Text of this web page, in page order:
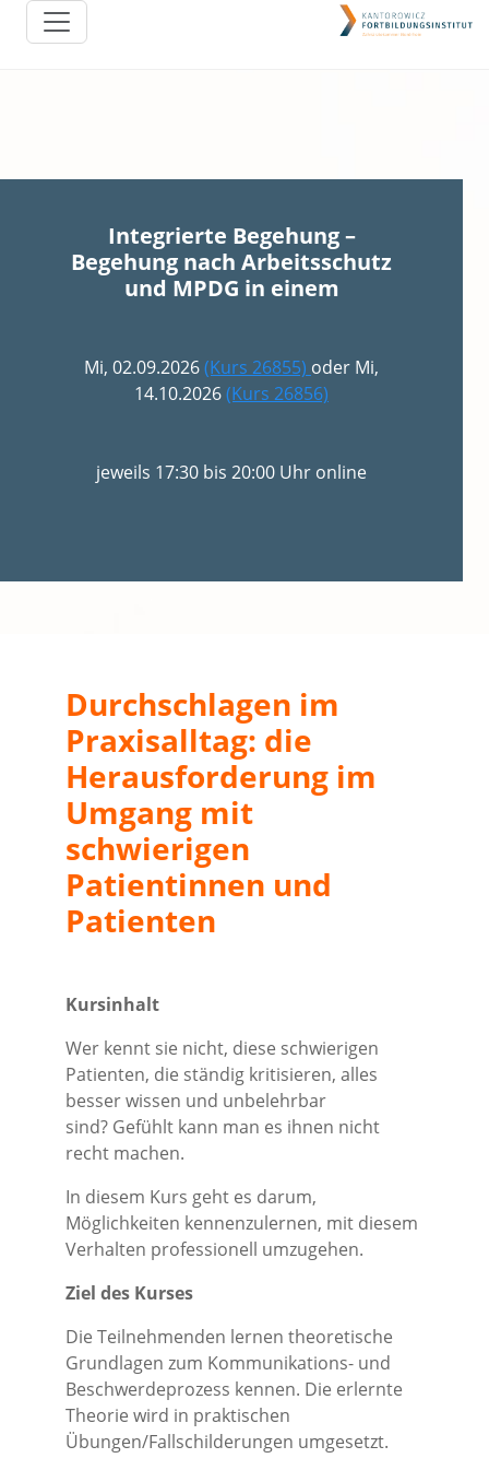
Integrierte Begehung –
Begehung nach Arbeitsschutz
und MPDG in einem
Mi, 02.09.2026(Kurs 26855) oder Mi,
14.10.2026(Kurs 26856)
jeweils 17:30 bis 20:00 Uhr online
Durchschlagen im
Praxisalltag: die
Herausforderung im
Umgang mit
schwierigen
Patientinnen und
Patienten
Kursinhalt
Wer kennt sie nicht, diese schwierigen
Patienten, die ständig kritisieren, alles
besser wissen und unbelehrbar
sind? Gefühlt kann man es ihnen nicht
recht machen.
In diesem Kurs geht es darum,
Möglichkeiten kennenzulernen, mit diesem
Verhalten professionell umzugehen.
Ziel des Kurses
Die Teilnehmenden lernen theoretische
Grundlagen zum Kommunikations- und
Beschwerdeprozess kennen. Die erlernte
Theorie wird in praktischen
Übungen/Fallschilderungen umgesetzt.